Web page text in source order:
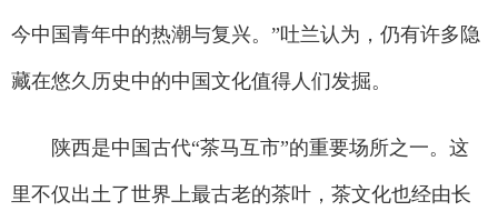
今中国青年中的热潮与复兴。”吐兰认为，仍有许多隐
藏在悠久历史中的中国文化值得人们发掘。
陕西是中国古代“茶马互市”的重要场所之一。这
里不仅出土了世界上最古老的茶叶，茶文化也经由长